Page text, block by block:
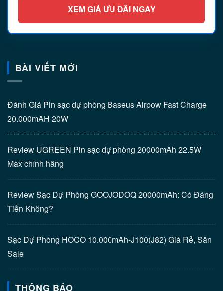
XEM GIÁ ƯU ĐÃI NGAY
BÀI VIẾT MỚI
Đánh Giá Pin sạc dự phòng Baseus Airpow Fast Charge
20.000mAH 20W
Review UGREEN Pin sạc dự phòng 20000mAh 22.5W
Max chính hãng
Review Sạc Dự Phòng GOOJODOQ 20000mAh: Có Đáng
Tiền Không?
Sạc Dự Phòng HOCO 10.000mAh-J100(J82) Giá Rẻ, Săn
Sale
THÔNG BÁO